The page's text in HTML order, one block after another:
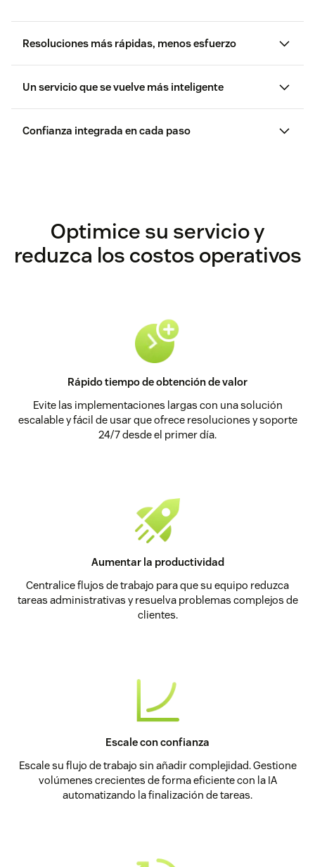
Resoluciones más rápidas, menos esfuerzo
Un servicio que se vuelve más inteligente
Confianza integrada en cada paso
Optimice su servicio y
reduzca los costos operativos
Rápido tiempo de obtención de valor
Evite las implementaciones largas con una solución
escalable y fácil de usar que ofrece resoluciones y soporte
24/7 desde el primer día.
Aumentar la productividad
Centralice flujos de trabajo para que su equipo reduzca
tareas administrativas y resuelva problemas complejos de
clientes.
Escale con confianza
Escale su flujo de trabajo sin añadir complejidad. Gestione
volúmenes crecientes de forma eficiente con la IA
automatizando la finalización de tareas.